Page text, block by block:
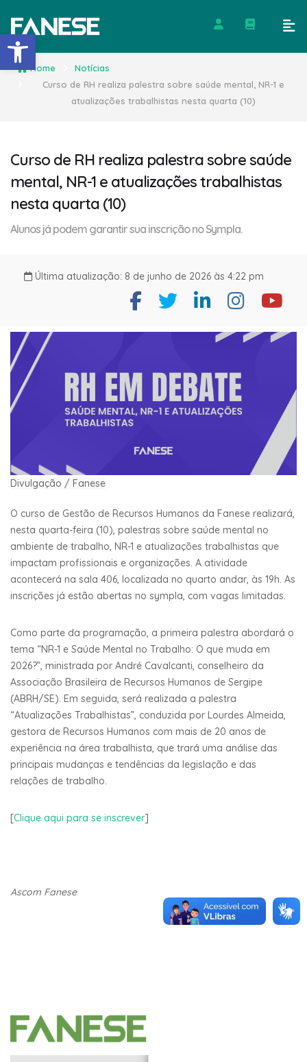
Barra de Ferramentas
Home
Notícias
Curso de RH realiza palestra sobre saúde mental, NR-1 e
atualizações trabalhistas nesta quarta (10)
Curso de RH realiza palestra sobre saúde
mental, NR-1 e atualizações trabalhistas
nesta quarta (10)
Alunos já podem garantir sua inscrição no Sympla.
Última atualização: 8 de junho de 2026 às 4:22 pm
Divulgação / Fanese
O curso de Gestão de Recursos Humanos da Fanese realizará,
nesta quarta-feira (10), palestras sobre saúde mental no
ambiente de trabalho, NR-1 e atualizações trabalhistas que
impactam profissionais e organizações. A atividade
acontecerá na sala 406, localizada no quarto andar, às 19h. As
inscrições já estão abertas no sympla, com vagas limitadas.
Como parte da programação, a primeira palestra abordará o
tema “NR-1 e Saúde Mental no Trabalho: O que muda em
2026?”, ministrada por André Cavalcanti, conselheiro da
Associação Brasileira de Recursos Humanos de Sergipe
(ABRH/SE). Em seguida, será realizada a palestra
“Atualizações Trabalhistas”, conduzida por Lourdes Almeida,
gestora de Recursos Humanos com mais de 20 anos de
experiência na área trabalhista, que trará uma análise das
principais mudanças e tendências da legislação e das
relações de trabalho.
[Clique aqui para se inscrever]
Ascom Fanese